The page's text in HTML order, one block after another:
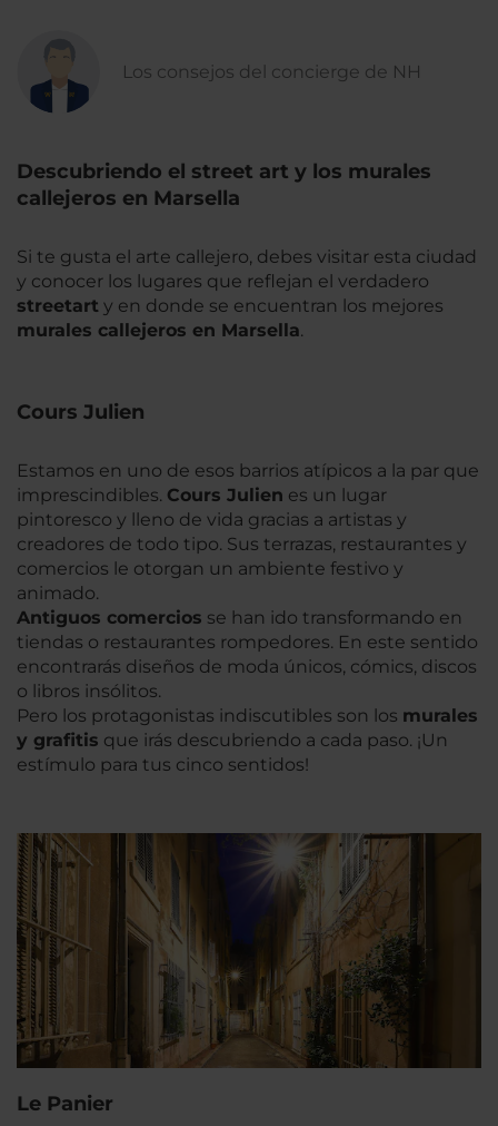
Los consejos del concierge de NH
Descubriendo el street art y los murales
callejeros en Marsella
Si te gusta el arte callejero, debes visitar esta ciudad
y conocer los lugares que reflejan el verdadero
streetart y en donde se encuentran los mejores
murales callejeros en Marsella.
Cours Julien
Estamos en uno de esos barrios atípicos a la par que
imprescindibles. Cours Julien es un lugar
pintoresco y lleno de vida gracias a artistas y
creadores de todo tipo. Sus terrazas, restaurantes y
comercios le otorgan un ambiente festivo y
animado.
Antiguos comercios se han ido transformando en
tiendas o restaurantes rompedores. En este sentido
encontrarás diseños de moda únicos, cómics, discos
o libros insólitos.
Pero los protagonistas indiscutibles son los murales
y grafitis que irás descubriendo a cada paso. ¡Un
estímulo para tus cinco sentidos!
Le Panier